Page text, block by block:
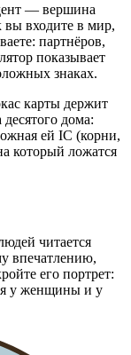
— вершина
вы входите в мир,
партнёров,
показывает
знаках.
карты держит
дома:
ей IC (корни,
который ложатся
читается
впечатлению,
его портрет:
у женщины и у